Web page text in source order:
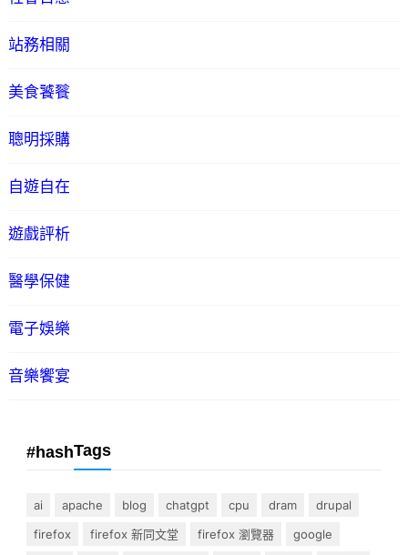
站務相關
美食饕餮
聰明採購
自遊自在
遊戲評析
醫學保健
電子娛樂
音樂饗宴
#hashTags
ai apache blog chatgpt cpu dram
drupal
firefox
firefox 新同文堂 firefox 瀏覽器
google